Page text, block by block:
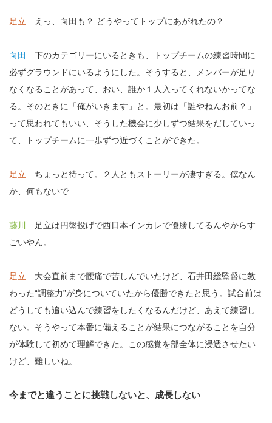
足立 えっ、向田も？ どうやってトップにあがれたの？
向田
下のカテゴリーにいるときも、トップチームの練習時間に
必ずグラウンドにいるようにした。そうすると、メンバーが足り
なくなることがあって、おい、誰か１人入ってくれないかってな
る。そのときに「俺がいきます」と。最初は「誰やねんお前？」
って思われてもいい、そうした機会に少しずつ結果をだしていっ
て、トップチームに一歩ずつ近づくことができた。
足立 ちょっと待って。２人ともストーリーが凄すぎる。僕なん
か、何もないで…
藤川
足立は円盤投げで西日本インカレで優勝してるんやからす
ごいやん。
足立 大会直前まで腰痛で苦しんでいたけど、石井田総監督に教
わった“調整力”が身についていたから優勝できたと思う。試合前は
どうしても追い込んで練習をしたくなるんだけど、あえて練習し
ない。そうやって本番に備えることが結果につながることを自分
が体験して初めて理解できた。この感覚を部全体に浸透させたい
けど、難しいね。
今までと違うことに挑戦しないと、成長しない